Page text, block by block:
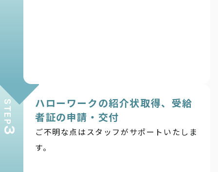
STEP
3
ハローワークの紹介状取得、受給
者証の申請・交付
ご不明な点はスタッフがサポートいたしま
す。